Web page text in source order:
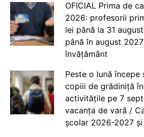
OFICIAL Prima de
2026: profesorii
lei până la 31
până în august
învățământ
Peste o lună începe
copiii de grădiniță
activitățile pe 7
vacanța de vară /
școlar 2026-2027